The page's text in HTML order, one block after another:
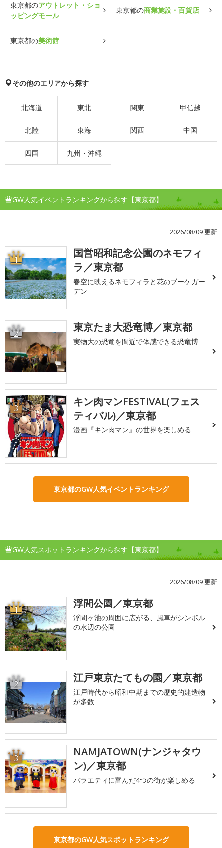
東京都のアウトレット・ショ
ッピングモール
東京都の商業施設・百貨店
東京都の美術館
その他のエリアから探す
北海道 東北 関東 甲信越
北陸 東海 関西 中国
四国 九州・沖縄
GW人気イベントランキングから探す【東京都】
2026/08/09 更新
1
国営昭和記念公園のネモフィ
ラ／東京都
春空に映えるネモフィラと花のブーケガー
デン
2 東京たま大恐竜博／東京都
実物大の恐竜を間近で体感できる恐竜博
3
キン肉マンFESTIVAL(フェス
ティバル)／東京都
漫画『キン肉マン』の世界を楽しめる
東京都のGW人気イベントランキング
GW人気スポットランキングから探す【東京都】
2026/08/09 更新
1 浮間公園／東京都
浮間ヶ池の周囲に広がる、風車がシンボル
の水辺の公園
2 江戸東京たてもの園／東京都
江戸時代から昭和中期までの歴史的建造物
が多数
3
NAMJATOWN(ナンジャタウ
ン)／東京都
バラエティに富んだ4つの街が楽しめる
東京都のGW人気スポットランキング